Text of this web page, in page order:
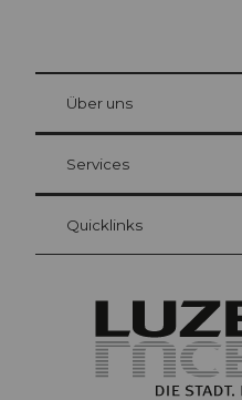
Gästekarte Luzern
Ihre Vorteile als Übernachtungsgast
at Bre
Über uns
Services
Quicklinks